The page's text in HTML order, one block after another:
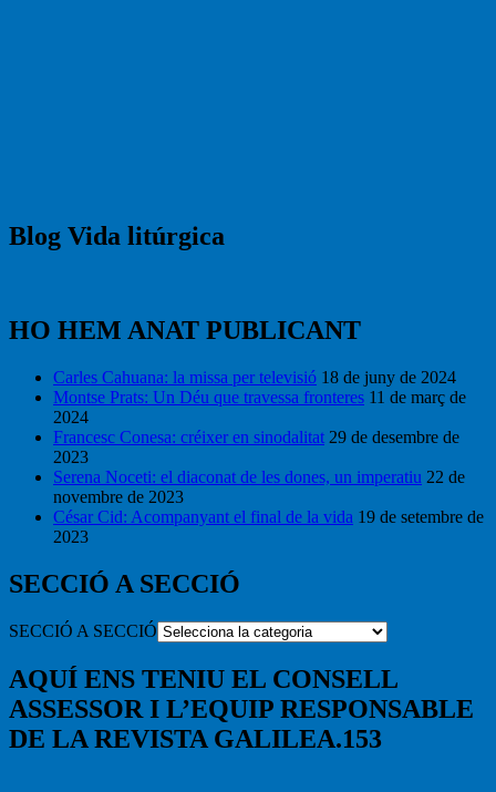
Blog Vida litúrgica
HO HEM ANAT PUBLICANT
Carles Cahuana: la missa per televisió 18 de juny de 2024
Montse Prats: Un Déu que travessa fronteres 11 de març de
2024
Francesc Conesa: créixer en sinodalitat 29 de desembre de
2023
Serena Noceti: el diaconat de les dones, un imperatiu 22 de
novembre de 2023
César Cid: Acompanyant el final de la vida 19 de setembre de
2023
SECCIÓ A SECCIÓ
SECCIÓ A SECCIÓ
AQUÍ ENS TENIU EL CONSELL
ASSESSOR I L’EQUIP RESPONSABLE
DE LA REVISTA GALILEA.153